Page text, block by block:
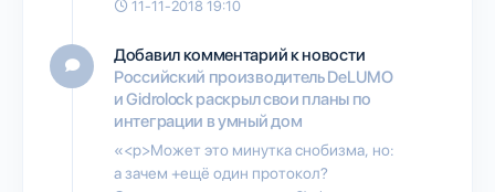
11-11-2018 19:10
Добавил комментарий к новости
Российский производитель DeLUMO
и Gidrolock раскрыл свои планы по
интеграции в умный дом
«<p>Может это минутка снобизма, но:
а зачем +ещё один протокол?